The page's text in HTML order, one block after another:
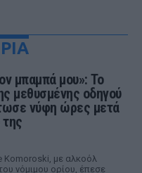
μπαμπά μου»: Το
μεθυσμένης οδηγού
νύφη ώρες μετά
Komoroski, με αλκοόλ
νόμιμου ορίου, έπεσε